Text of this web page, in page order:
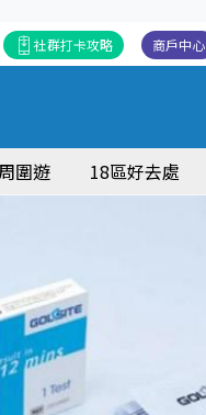
商戶中心
社群打卡攻略
圍遊 18區好去處